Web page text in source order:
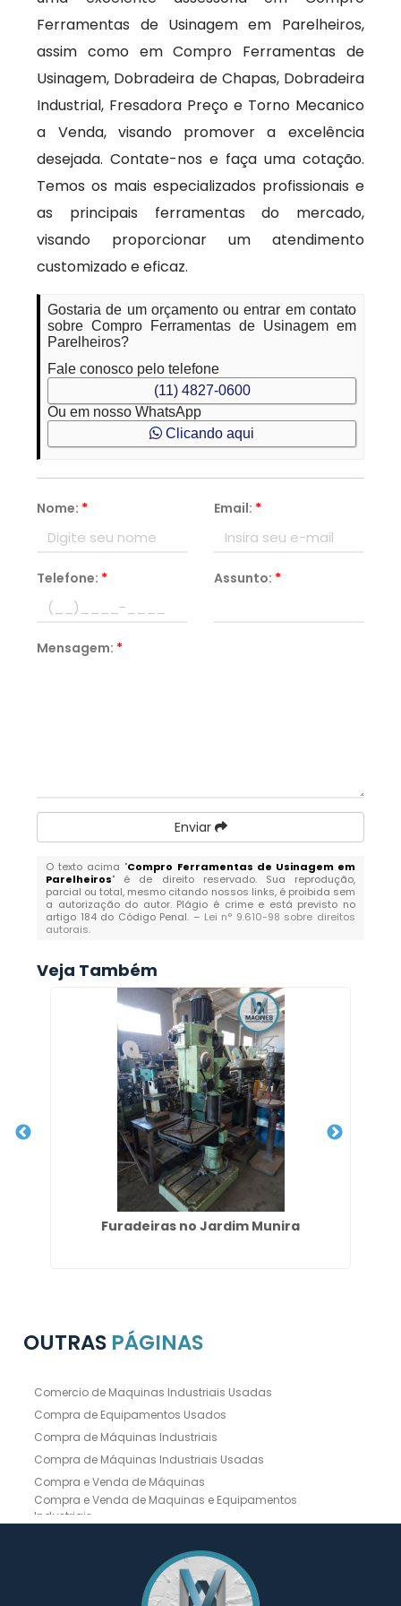
Ferramentas de Usinagem em Parelheiros,
assim como em Compro Ferramentas de
Usinagem, Dobradeira de Chapas, Dobradeira
Industrial, Fresadora Preço e Torno Mecanico
a Venda, visando promover a excelência
desejada. Contate-nos e faça uma cotação.
Temos os mais especializados profissionais e
as principais ferramentas do mercado,
visando proporcionar um atendimento
customizado e eficaz.
Gostaria de um orçamento ou entrar em contato
sobre Compro Ferramentas de Usinagem em
Parelheiros?
Fale conosco pelo telefone
(11) 4827-0600
Ou em nosso WhatsApp
Clicando aqui
Nome: * Email: *
Telefone: * Assunto: *
Mensagem: *
Enviar
O texto acima "Compro Ferramentas de Usinagem em
Parelheiros" é de direito reservado. Sua reprodução,
parcial ou total, mesmo citando nossos links, é proibida sem
a autorização do autor. Plágio é crime e está previsto no
artigo 184 do Código Penal. – Lei n° 9.610-98 sobre direitos
autorais.
Veja Também
Furadeiras no Jardim Munira
OUTRAS PÁGINAS
Comercio de Maquinas Industriais Usadas
Compra de Equipamentos Usados
Compra de Máquinas Industriais
Compra de Máquinas Industriais Usadas
Compra e Venda de Máquinas
Compra e Venda de Maquinas e Equipamentos
Industriais
Compra e Venda de Máquinas Operatrizes
Dobradeira CNC Usada